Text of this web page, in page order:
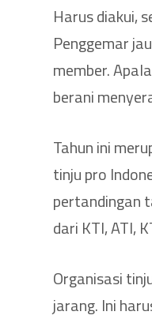
Harus diakui,
Penggemar
member.
berani
Tahun ini
tinju pro
pertandingan
dari KTI, ATI,
Organisasi
jarang. Ini